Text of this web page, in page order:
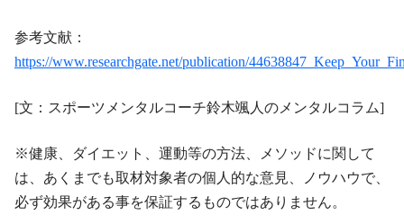
参考文献：
https://www.researchgate.net/publication/
[文：スポーツメンタルコーチ鈴木颯人のメンタルコラム]
※健康、ダイエット、運動等の方法、メソッドに関して
は、あくまでも取材対象者の個人的な意見、ノウハウで、
必ず効果がある事を保証するものではありません。